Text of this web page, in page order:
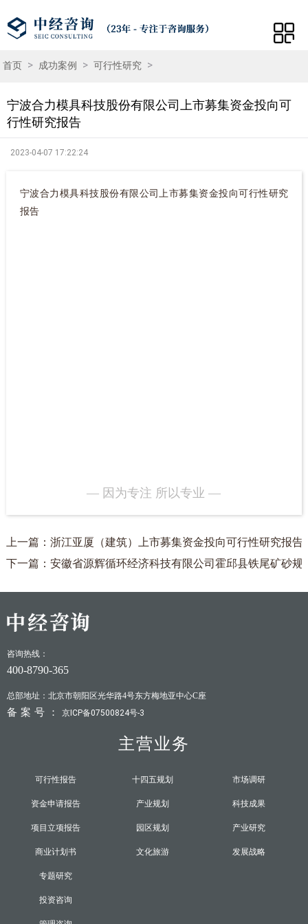
首页 > 成功案例 > 可行性研究 >
宁波合力模具科技股份有限公司上市募集资金投向可
行性研究报告
2023-04-07 17:22:24
宁波合力模具科技股份有限公司上市募集资金投向可行性研究
报告
— 因为专注 所以专业 —
上一篇：浙江亚厦（建筑）上市募集资金投向可行性研究报告
下一篇：安徽省源辉循环经济科技有限公司霍邱县铁尾矿砂
咨询热线：
400-8790-365
总部地址：北京市朝阳区光华路4号东方梅地亚中心C座
备案号： 京ICP备07500824号-3
主营业务
可行性报告
资金申请报告
项目立项报告
商业计划书
十四五规划
产业规划
园区规划
文化旅游
市场调研
科技成果
产业研究
发展战略
专题研究
投资咨询